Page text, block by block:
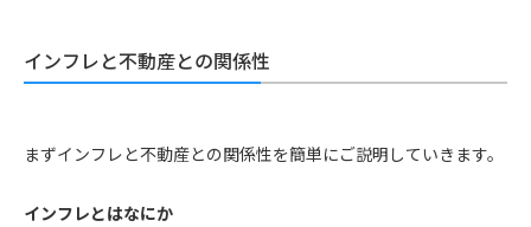
インフレと不動産との関係性
まずインフレと不動産との関係性を簡単にご説明していきます。
インフレとはなにか